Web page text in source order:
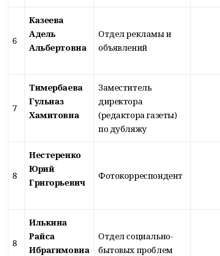
6
Казеева
Адель
Альбертовна
Отдел рекламы и
объявлений
7
Тимербаева
Гульназ
Хамитовна
Заместитель
директора
(редактора газеты)
по дубляжу
8
Нестеренко
Юрий
Григорьевич
Фотокорреспондент
8
Илькина
Райса
Ибрагимовна
Отдел социально-
бытовых проблем